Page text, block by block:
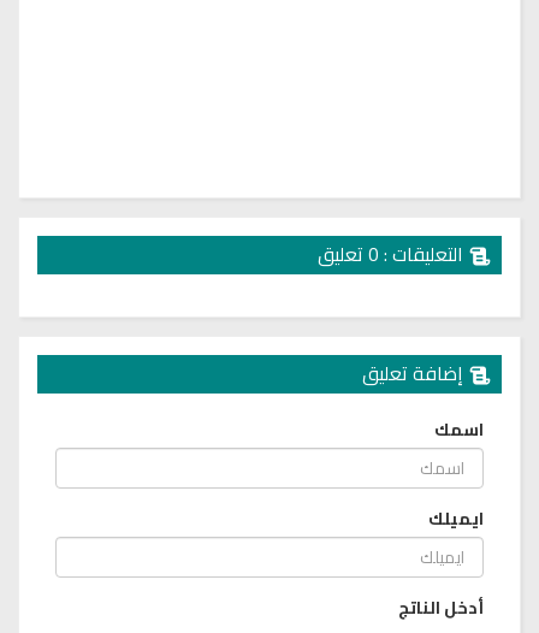
التعليقات : 0 تعليق
إضافة تعليق
اسمك
ايميلك
أدخل الناتج